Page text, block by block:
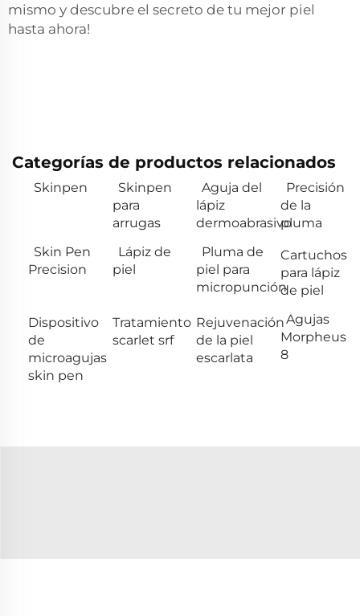
mismo y descubre el secreto de tu mejor piel
hasta ahora!
Categorías de productos relacionados
Skinpen
Skinpen
para
arrugas
Aguja del
lápiz
dermoabrasivo
Precisión
de la
pluma
Skin Pen
Precision
Lápiz de
piel
Pluma de
piel para
micropunción
Cartuchos
para lápiz
de piel
Dispositivo
de
microagujas
skin pen
Tratamiento
scarlet srf
Rejuvenación
de la piel
escarlata
Agujas
Morpheus
8